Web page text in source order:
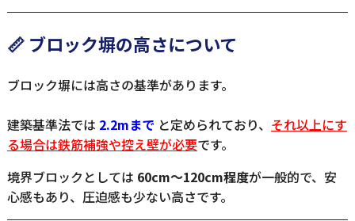
📏 ブロック塀の高さについて
ブロック塀には高さの基準があります。
建築基準法では 2.2mまで と定められており、 それ以上にす
る場合は鉄筋補強や控え壁が必要です。
境界ブロックとしては 60cm〜120cm程度が一般的で、安
心感もあり、圧迫感も少ない高さです。